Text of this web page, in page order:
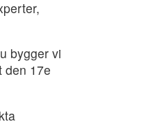
bygger vi
den 17e